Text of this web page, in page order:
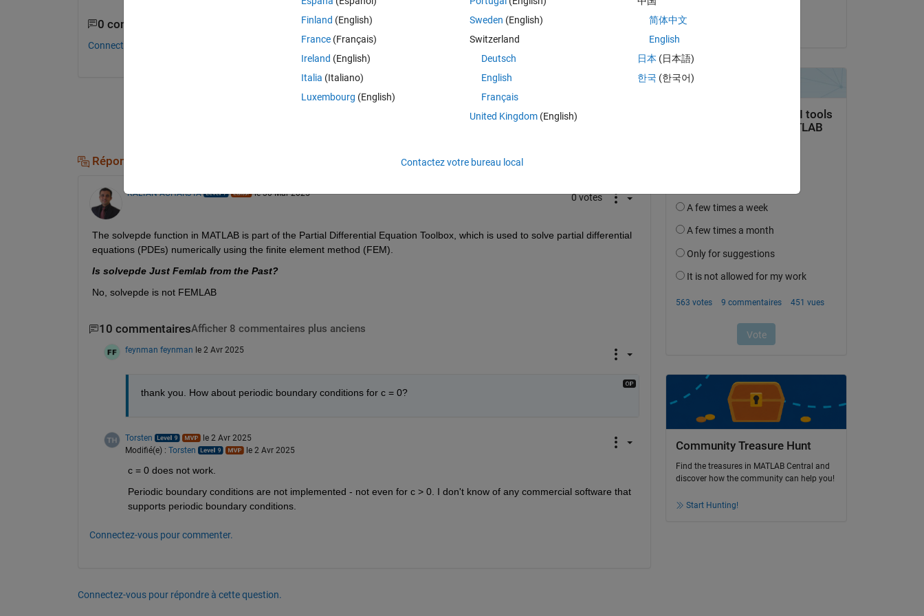
0 commentaires
Connectez-vous pour commenter.
Connectez-vous pour répondre à cette question.
Réponses (1)
KALYAN ACHARJYA le 30 Mar 2025 0 votes
The solvepde function in MATLAB is part of the Partial Differential Equation Toolbox, which is used to solve partial differential
equations (PDEs) numerically using the finite element method (FEM).
Is solvepde Just Femlab from the Past?
No, solvepde is not FEMLAB
10 commentairesAfficher 8 commentaires plus anciens
feynman feynman le 2 Avr 2025
thank you. How about periodic boundary conditions for c = 0?
Torsten
le 2 Avr 2025
Modifié(e) : Torsten le 2 Avr 2025
c = 0 does not work.
Periodic boundary conditions are not implemented - not even for c > 0. I don't know of any commercial software that
supports periodic boundary conditions.
Connectez-vous pour commenter.
Connectez-vous pour répondre à cette question.
le 2 Avr 2025
Community Treasure Hunt
Find the treasures in MATLAB Central and
discover how the community can help you!
Start Hunting!
Finland (English)
France (Français)
Ireland (English)
Italia (Italiano)
Luxembourg (English)
Sweden (English)
Switzerland
Deutsch
English
Français
United Kingdom(English)
简体中文
English
日本 (日本語)
한국 (한국어)
Contactez votre bureau local